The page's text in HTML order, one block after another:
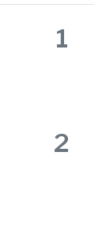
1
2